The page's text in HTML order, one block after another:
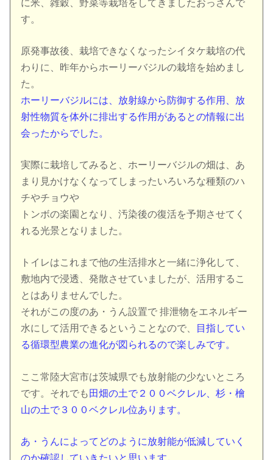
に米、雑穀、野菜等栽培をしてきましたおっさんで
す。
原発事故後、栽培できなくなったシイタケ栽培の代
わりに、昨年からホーリーバジルの栽培を始めまし
た。
ホーリーバジルには、放射線から防御する作用、放
射性物質を体外に排出する作用があるとの情報に出
会ったからでした。
実際に栽培してみると、ホーリーバジルの畑は、あ
まり見かけなくなってしまったいろいろな種類のハ
チやチョウや
トンボの楽園となり、汚染後の復活を予期させてく
れる光景となりました。
トイレはこれまで他の生活排水と一緒に浄化して、
敷地内で浸透、発散させていましたが、活用するこ
とはありませんでした。
それがこの度のあ・うん設置で 排泄物をエネルギー
水にして活用できるということなので、
目指してい
る循環型農業の進化が図られるので楽しみです。
ここ常陸大宮市は茨城県でも放射能の少ないところ
です。それでも 田畑の土で２００ベクレル、杉・檜
山の土で３００ベクレル位あります。
あ・うんによってどのように放射能が低減していく
のか確認していきたいと思います。